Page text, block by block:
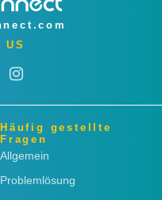
US
Häufig gestellte
Fragen
Allgemein
Problemlösung